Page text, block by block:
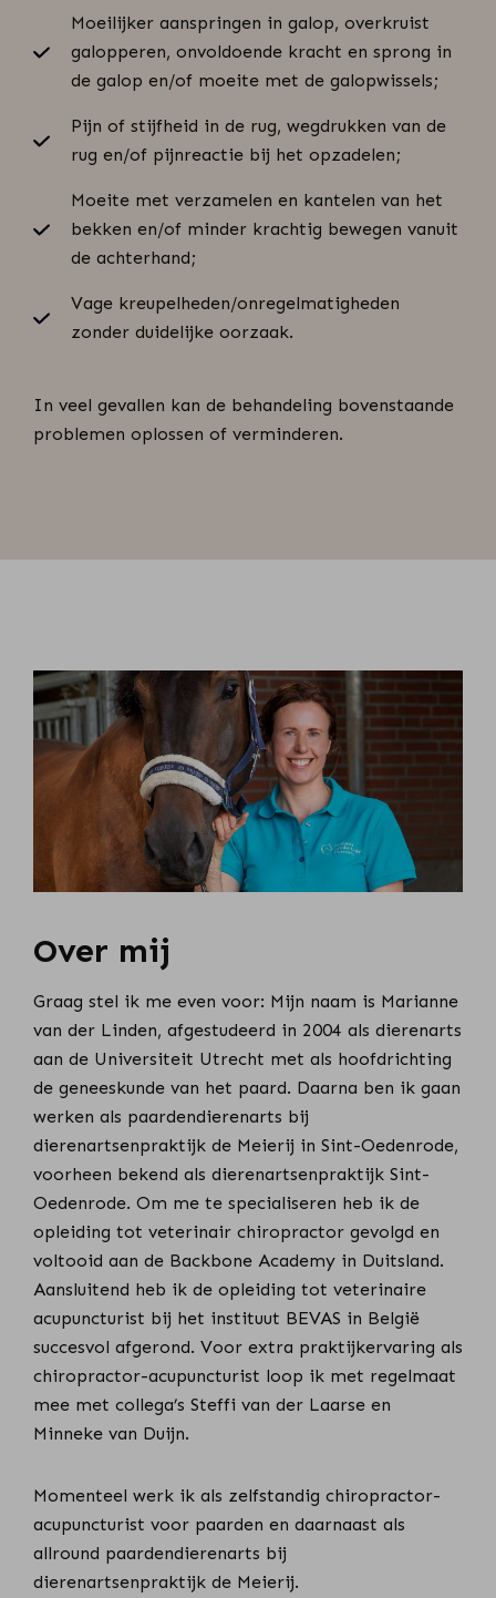
Moeilijker aanspringen in galop, overkruist
galopperen, onvoldoende kracht en sprong in
de galop en/of moeite met de galopwissels;
Pijn of stijfheid in de rug, wegdrukken van de
rug en/of pijnreactie bij het opzadelen;
Moeite met verzamelen en kantelen van het
bekken en/of minder krachtig bewegen vanuit
de achterhand;
Vage kreupelheden/onregelmatigheden
zonder duidelijke oorzaak.
In veel gevallen kan de behandeling bovenstaande
problemen oplossen of verminderen.
Over mij
Graag stel ik me even voor: Mijn naam is Marianne
van der Linden, afgestudeerd in 2004 als dierenarts
aan de Universiteit Utrecht met als hoofdrichting
de geneeskunde van het paard. Daarna ben ik gaan
werken als paardendierenarts bij
dierenartsenpraktijk de Meierij in Sint-Oedenrode,
voorheen bekend als dierenartsenpraktijk Sint-
Oedenrode. Om me te specialiseren heb ik de
opleiding tot veterinair chiropractor gevolgd en
voltooid aan de Backbone Academy in Duitsland.
Aansluitend heb ik de opleiding tot veterinaire
acupuncturist bij het instituut BEVAS in België
succesvol afgerond. Voor extra praktijkervaring als
chiropractor-acupuncturist loop ik met regelmaat
mee met collega’s Steffi van der Laarse en
Minneke van Duijn.
Momenteel werk ik als zelfstandig chiropractor-
acupuncturist voor paarden en daarnaast als
allround paardendierenarts bij
dierenartsenpraktijk de Meierij.